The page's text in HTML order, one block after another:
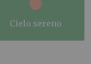
cielo sereno